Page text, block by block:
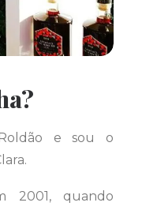
e sou o
2001, quando